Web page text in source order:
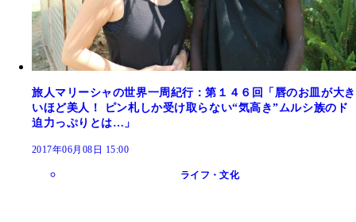
旅人マリーシャの世界一周紀行：第１４６回「唇のお皿が大き
いほど美人！ ピン札しか受け取らない“気高き”ムルシ族のド
迫力っぷりとは…」
2017年06月08日 15:00
ライフ・文化